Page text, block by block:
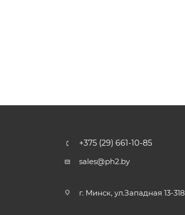
+375 (29) 661-10-85
sales@ph2.by
г. Минск, ул.Западная 13-318